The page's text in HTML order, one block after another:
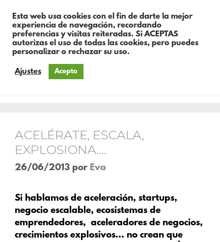
Mes:junio 2013
ACELÉRATE, ESCALA,
EXPLOSIONA….
26/06/2013 por Eva
Si hablamos de aceleración, startups,
negocio escalable, ecosistemas de
emprendedores, aceleradores de negocios,
crecimientos explosivos… no crean que
Esta web usa cookies con el fin de darte la mejor
experiencia de navegación, recordando
preferencias y visitas reiteradas. Si ACEPTAS
autorizas el uso de todas las cookies, pero puedes
personalizar o rechazar su uso.
Ajustes Acepto